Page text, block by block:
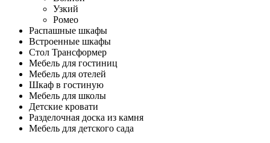
Узкий
Ромео
Распашные шкафы
Встроенные шкафы
Стол Трансформер
Мебель для гостиниц
Мебель для отелей
Шкаф в гостиную
Мебель для школы
Детские кровати
Разделочная доска из камня
Мебель для детского сада